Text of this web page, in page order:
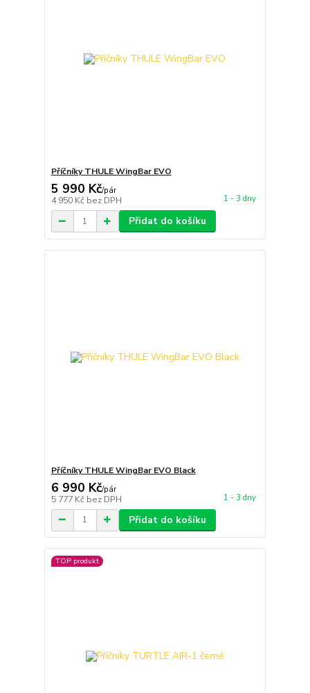
Příčníky THULE WingBar EVO
5 990 Kč/pár
4 950 Kč bez DPH 1 - 3 dny
Přidat do košíku
Příčníky THULE WingBar EVO Black
6 990 Kč/pár
5 777 Kč bez DPH 1 - 3 dny
Přidat do košíku
TOP produkt